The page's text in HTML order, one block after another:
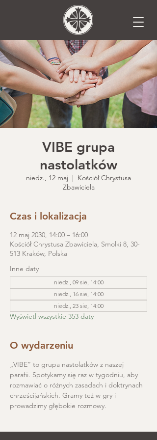
VIBE grupa
nastolatków
niedz., 12 maj
  |
Kościół Chrystusa
Zbawiciela
Czas i lokalizacja
12 maj 2030, 14:00 – 16:00
Kościół Chrystusa Zbawiciela, Smolki 8, 30-
513 Kraków, Polska
Inne daty
niedz., 09 sie, 14:00
niedz., 16 sie, 14:00
niedz., 23 sie, 14:00
Wyświetl wszystkie 353 daty
O wydarzeniu
„VIBE” to grupa nastolatków z naszej
parafii. Spotykamy się raz w tygodniu, aby
rozmawiać o różnych zasadach i doktrynach
chrześcijańskich. Gramy też w gry i
prowadzimy głębokie rozmowy.